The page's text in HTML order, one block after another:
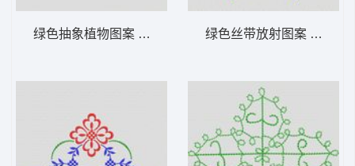
绿色抽象植物图案 植物花型 绿色丝带放射图案 植物花